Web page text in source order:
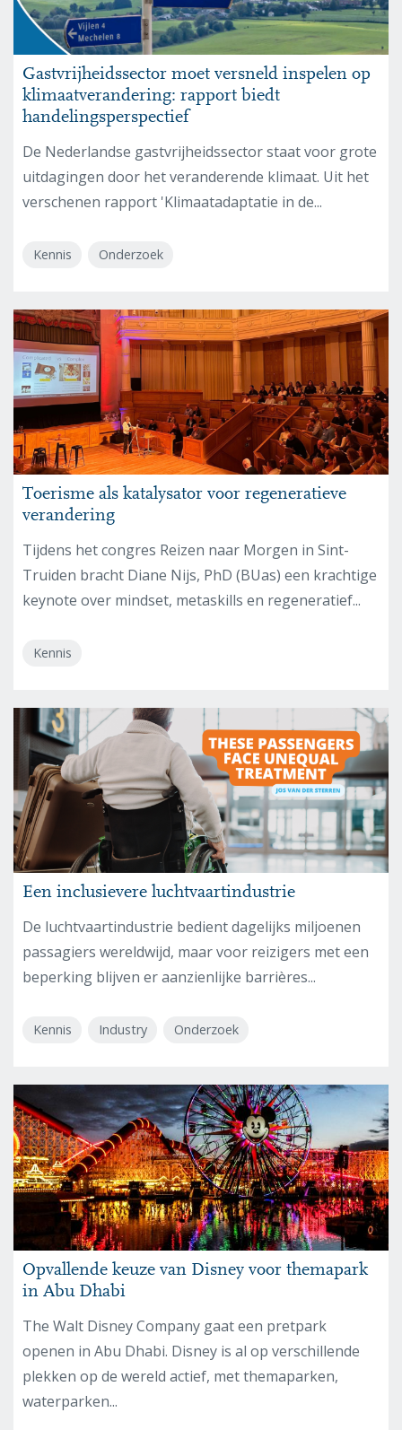
Gastvrijheidssector moet versneld inspelen op
klimaatverandering: rapport biedt
handelingsperspectief
De Nederlandse gastvrijheidssector staat voor grote
uitdagingen door het veranderende klimaat. Uit het
verschenen rapport 'Klimaatadaptatie in de...
Kennis Onderzoek
Toerisme als katalysator voor regeneratieve
verandering
Tijdens het congres Reizen naar Morgen in Sint-
Truiden bracht Diane Nijs, PhD (BUas) een krachtige
keynote over mindset, metaskills en regeneratief...
Kennis
Een inclusievere luchtvaartindustrie
De luchtvaartindustrie bedient dagelijks miljoenen
passagiers wereldwijd, maar voor reizigers met een
beperking blijven er aanzienlijke barrières...
Kennis Industry Onderzoek
Opvallende keuze van Disney voor themapark
in Abu Dhabi
The Walt Disney Company gaat een pretpark
openen in Abu Dhabi. Disney is al op verschillende
plekken op de wereld actief, met themaparken,
waterparken...